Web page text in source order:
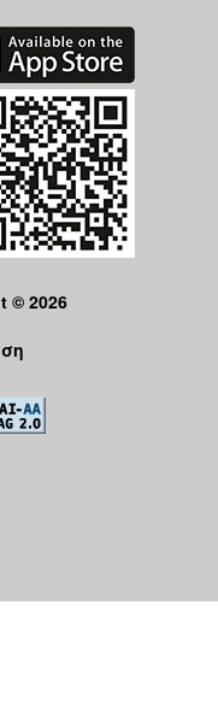
© 2026